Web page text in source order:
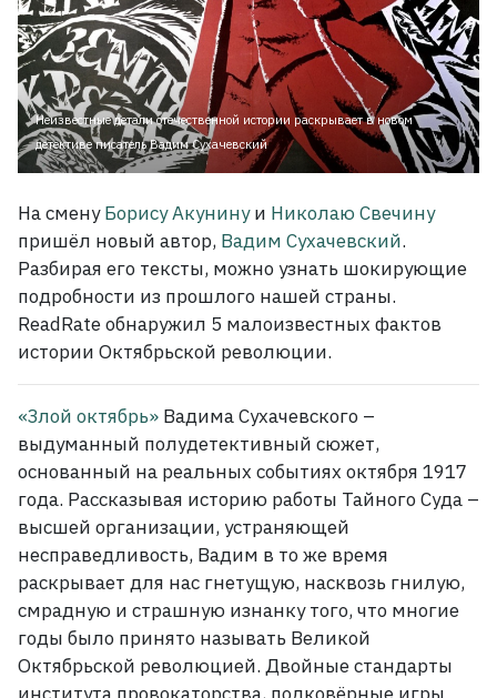
Неизвестные детали отечественной истории раскрывает в новом
детективе писатель Вадим Сухачевский
На сменуБорису Акунинуи Николаю Свечину
пришёл новый автор, Вадим Сухачевский.
Разбирая его тексты, можно узнать шокирующие
подробности из прошлого нашей страны.
ReadRate обнаружил 5 малоизвестных фактов
истории Октябрьской революции.
«Злой октябрь» Вадима Сухачевского –
выдуманный полудетективный сюжет,
основанный на реальных событиях октября 1917
года. Рассказывая историю работы Тайного Суда –
высшей организации, устраняющей
несправедливость, Вадим в то же время
раскрывает для нас гнетущую, насквозь гнилую,
смрадную и страшную изнанку того, что многие
годы было принято называть Великой
Октябрьской революцией. Двойные стандарты